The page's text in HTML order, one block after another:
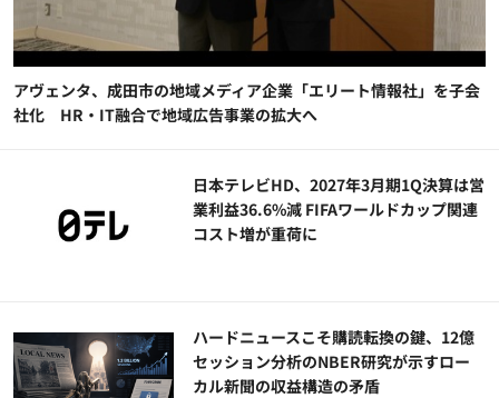
アヴェンタ、成田市の地域メディア企業「エリート情報社」を子会
社化 HR・IT融合で地域広告事業の拡大へ
日本テレビHD、2027年3月期1Q決算は営
業利益36.6%減 FIFAワールドカップ関連
コスト増が重荷に
ハードニュースこそ購読転換の鍵、12億
セッション分析のNBER研究が示すロー
カル新聞の収益構造の矛盾